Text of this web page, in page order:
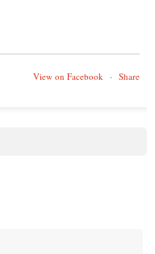
View on Facebook · Share